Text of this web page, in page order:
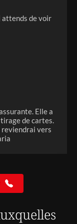
attends de voir
Elle a
de cartes.
vers
va
Vanessa